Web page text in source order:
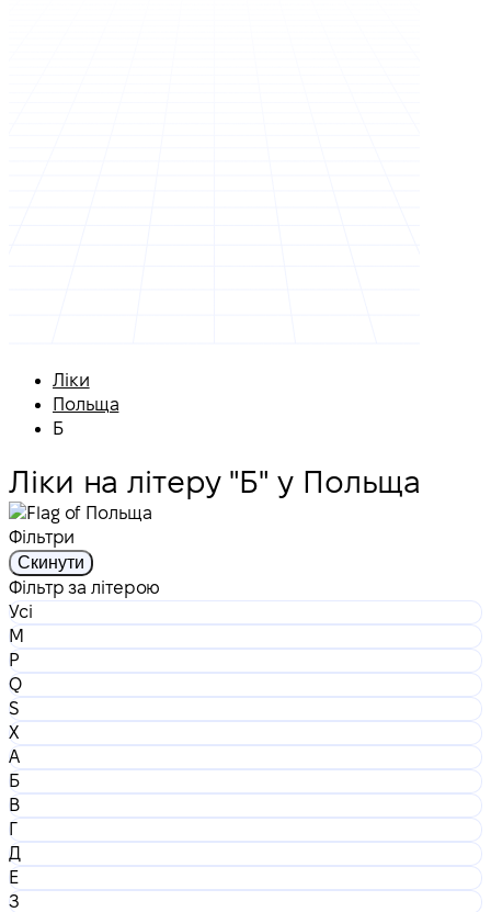
Ліки
Польща
Б
Ліки на літеру "Б" у Польща
Фільтри
Скинути
Фільтр за літерою
Усі
M
P
Q
S
X
А
Б
В
Г
Д
Е
З